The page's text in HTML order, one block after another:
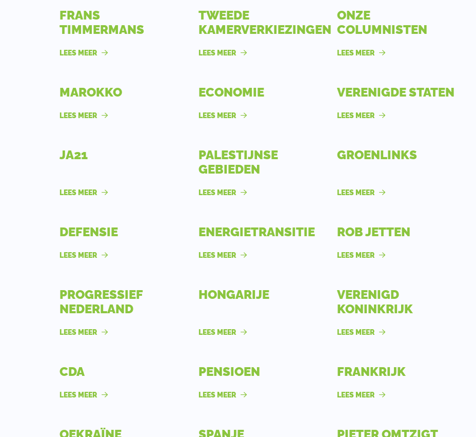
FRANS
TIMMERMANS
LEES MEER
TWEEDE
KAMERVERKIEZINGEN
LEES MEER
ONZE
COLUMNISTEN
LEES MEER
MAROKKO
LEES MEER
ECONOMIE
LEES MEER
VERENIGDE STATEN
LEES MEER
JA21
LEES MEER
PALESTIJNSE
GEBIEDEN
LEES MEER
GROENLINKS
LEES MEER
DEFENSIE
LEES MEER
ENERGIETRANSITIE
LEES MEER
ROB JETTEN
LEES MEER
PROGRESSIEF
NEDERLAND
LEES MEER
HONGARIJE
LEES MEER
VERENIGD
KONINKRIJK
LEES MEER
CDA
LEES MEER
PENSIOEN
LEES MEER
FRANKRIJK
LEES MEER